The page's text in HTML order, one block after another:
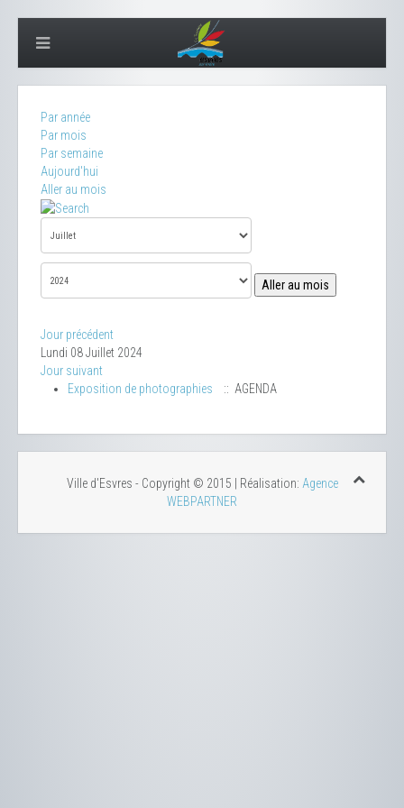
Par année
Par mois
Par semaine
Aujourd'hui
Aller au mois
Aller au mois
Jour précédent
Lundi 08 Juillet 2024
Jour suivant
Exposition de photographies
:: AGENDA
Ville d'Esvres - Copyright © 2015 | Réalisation: Agence
WEBPARTNER